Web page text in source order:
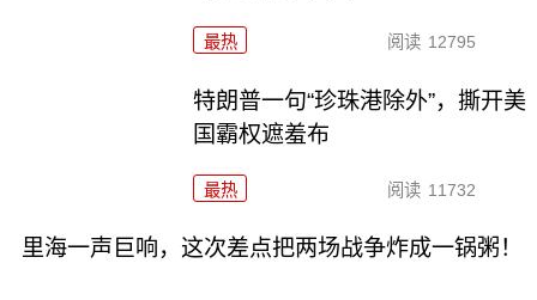
最热 阅读 12795
特朗普一句“珍珠港除外”，撕开美
国霸权遮羞布
最热 阅读 11732
里海一声巨响，这次差点把两场战争炸成一锅粥！